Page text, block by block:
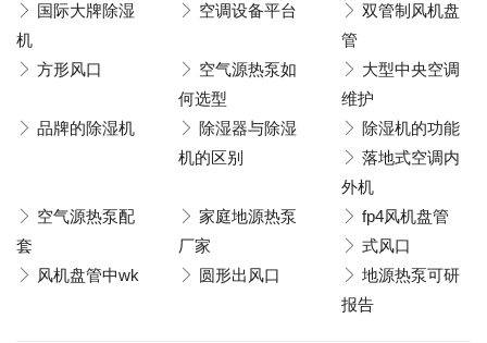
国际大牌除湿
机
空调设备平台
双管制风机盘
管
方形风口
空气源热泵如
何选型
大型中央空调
维护
品牌的除湿机
除湿器与除湿
机的区别
除湿机的功能
落地式空调内
外机
空气源热泵配
套
家庭地源热泵
厂家
fp4风机盘管
式风口
风机盘管中wk
圆形出风口
地源热泵可研
报告